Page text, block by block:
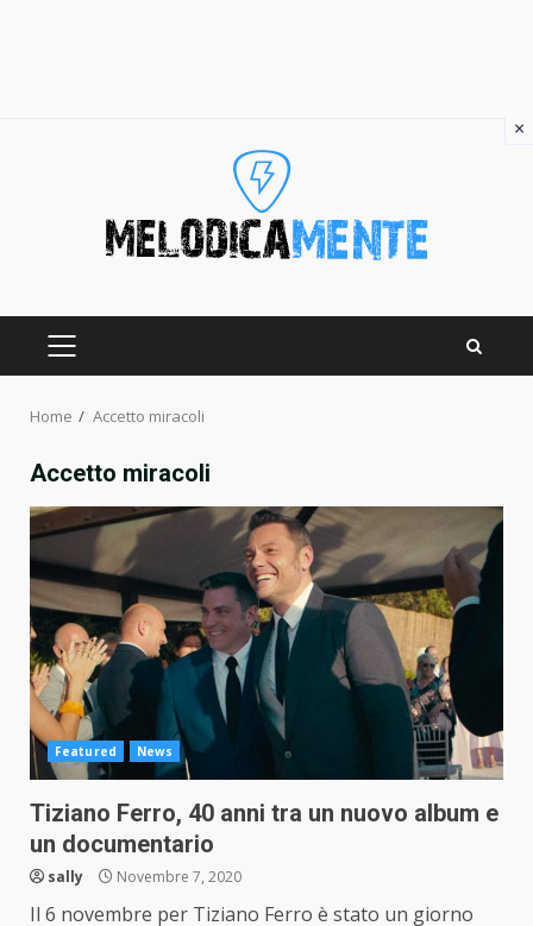
PRIMARY
Home Accetto miracoli
Accetto miracoli
Featured News
Tiziano Ferro, 40 anni tra un nuovo album e
un documentario
sally Novembre 7, 2020
Il 6 novembre per Tiziano Ferro è stato un giorno
×